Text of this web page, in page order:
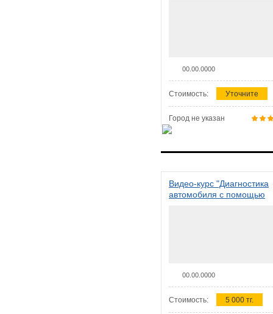
00.00.0000
Стоимость: Уточните
Город не указан
Видео-курс "Диагностика
автомобиля с помощью
00.00.0000
Стоимость: 5 000 тг.